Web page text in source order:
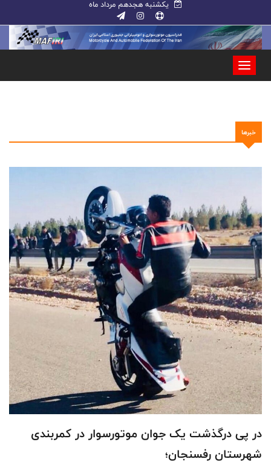
یکشنبه هجدهم مرداد ماه
خبرها
در پی درگذشت یک جوان موتورسوار در کمربندی
شهرستان رفسنجان؛